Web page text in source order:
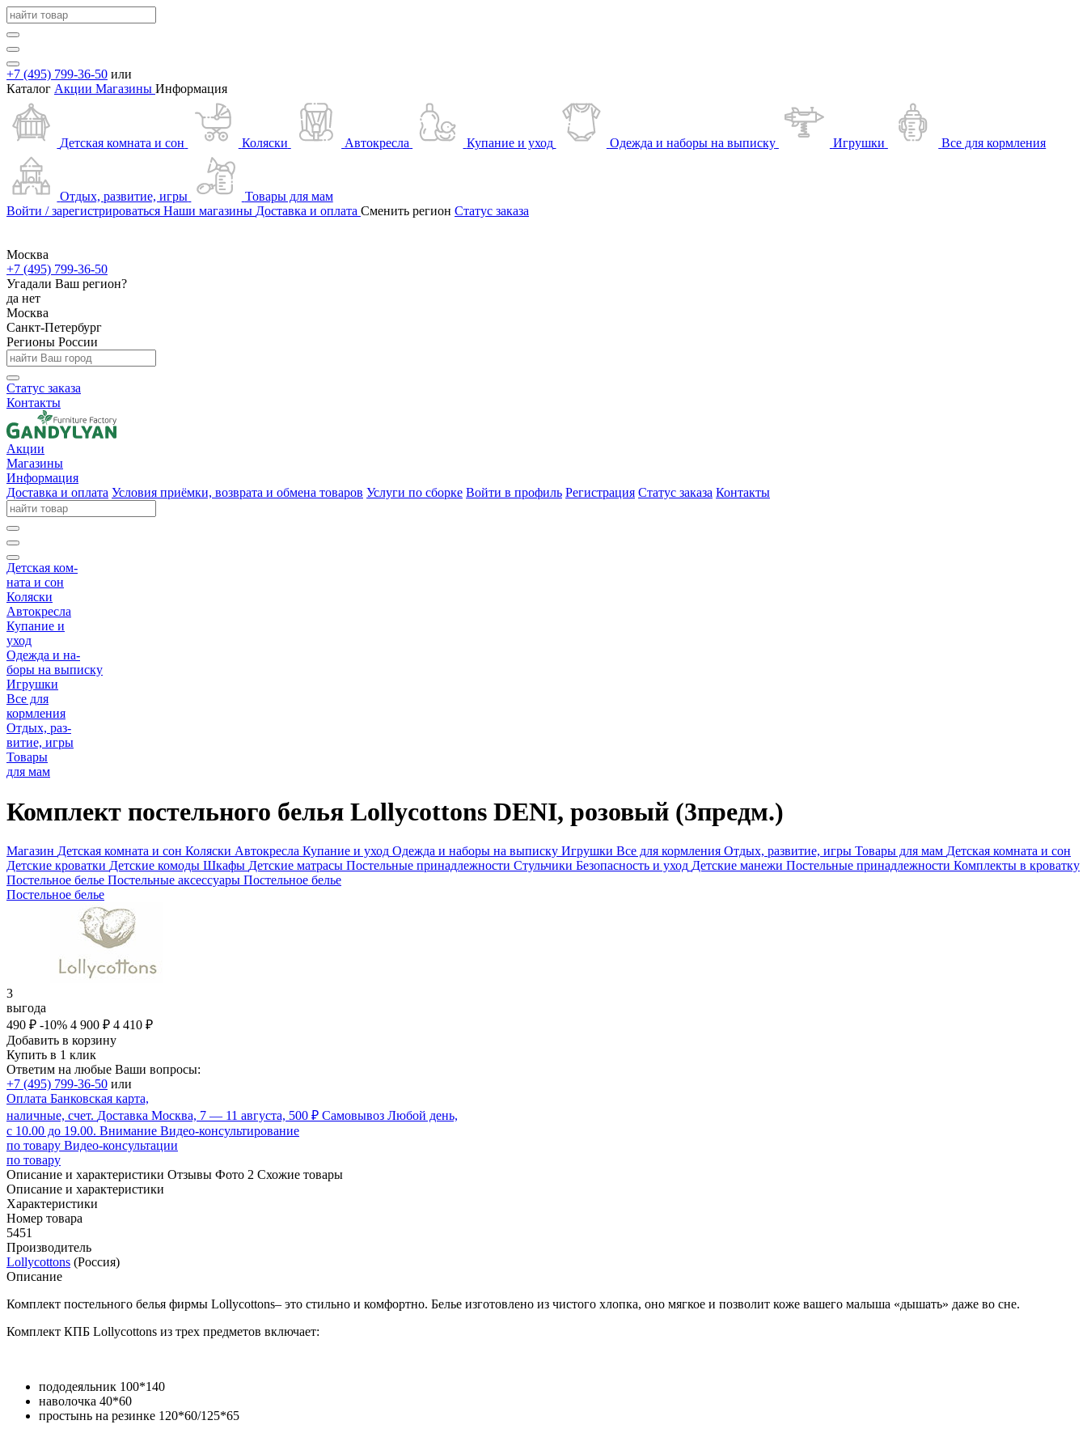
+7 (495) 799-36-50 или
Каталог Акции Магазины Информация
Детская комната и сон Коляски Автокресла Купание и уход Одежда и наборы на выписку Игрушки Все для кормления
Отдых, развитие, игры
Товары для мам
Войти / зарегистрироваться Наши магазины Доставка и оплата Сменить регион Статус заказа
Москва
+7 (495) 799-36-50
Угадали Ваш регион?
да нет
Москва
Санкт-Петербург
Регионы России
Статус заказа
Контакты
Акции
Магазины
Информация
Доставка и оплата Условия приёмки, возврата и обмена товаров Услуги по сборке Войти в профиль Регистрация Статус заказа Контакты
Детская ком-
ната и сон
Коляски
Автокресла
Купание и
уход
Одежда и на-
боры на выписку
Игрушки
Все для
кормления
Отдых, раз-
витие, игры
Товары
для мам
Комплект постельного белья Lollycottons DENI, розовый (3предм.)
Магазин Детская комната и сон Коляски Автокресла Купание и уход Одежда и наборы на выписку Игрушки Все для кормления Отдых, развитие, игры Товары для мам Детская комната и сон
Детские кроватки Детские комоды Шкафы Детские матрасы Постельные принадлежности Стульчики Безопасность и уход Детские манежи Постельные принадлежности Комплекты в кроватку
Постельное белье Постельные аксессуары Постельное белье
Постельное белье
3
выгода
490 ₽ -10% 4 900 ₽ 4 410 ₽
Добавить в корзину
Купить в 1 клик
Ответим на любые Ваши вопросы:
+7 (495) 799-36-50 или
Оплата Банковская карта,
наличные, счет. Доставка Москва, 7 — 11 августа, 500 ₽ Самовывоз Любой день,
с 10.00 до 19.00. Внимание Видео-консультирование
по товару Видео-консультации
по товару
Описание и характеристики Отзывы Фото 2 Схожие товары
Описание и характеристики
Характеристики
Номер товара
5451
Производитель
Lollycottons (Россия)
Описание
Комплект постельного белья фирмы Lollycottons– это стильно и комфортно. Белье изготовлено из чистого хлопка, оно мягкое и позволит коже вашего малыша «дышать» даже во сне.
Комплект КПБ Lollycottons из трех предметов включает:
пододеяльник 100*140
наволочка 40*60
простынь на резинке 120*60/125*65